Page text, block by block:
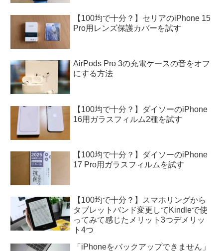
【100均で十分？】セリアのiPhone 15
Pro用レンズ保護カバーを試す
AirPods Pro 3の充電ケースの音をオフ
にする方法
【100均で十分？】ダイソーのiPhone
16用ガラスフィルム2種を試す
【100均で十分？】ダイソーのiPhone
17 Pro用ガラスフィルムを試す
【100均で十分？】スマホリングから
タブレットバンド変更してKindleで使
ってみて感じたメリット3つデメリッ
ト4つ
「iPhoneをバックアップできません」